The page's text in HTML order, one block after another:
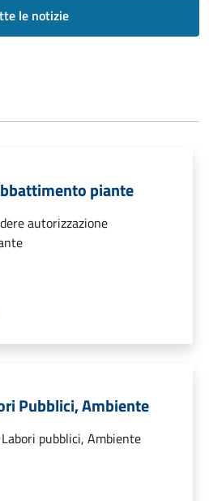
le notizie
piante
autorizzazione
Pubblici, Ambiente
pubblici, Ambiente